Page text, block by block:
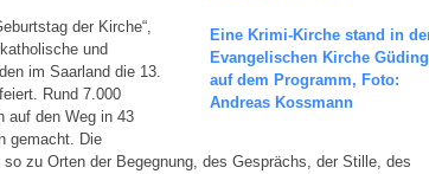
Eine Krimi-Kirche stand in
Evangelischen Kirche
auf dem Programm, Foto:
Andreas Kossmann
der Kirche“,
und
im Saarland die 13.
Rund 7.000
auf den Weg in 43
gemacht. Die
zu Orten der Begegnung, des Gesprächs, der Stille, des